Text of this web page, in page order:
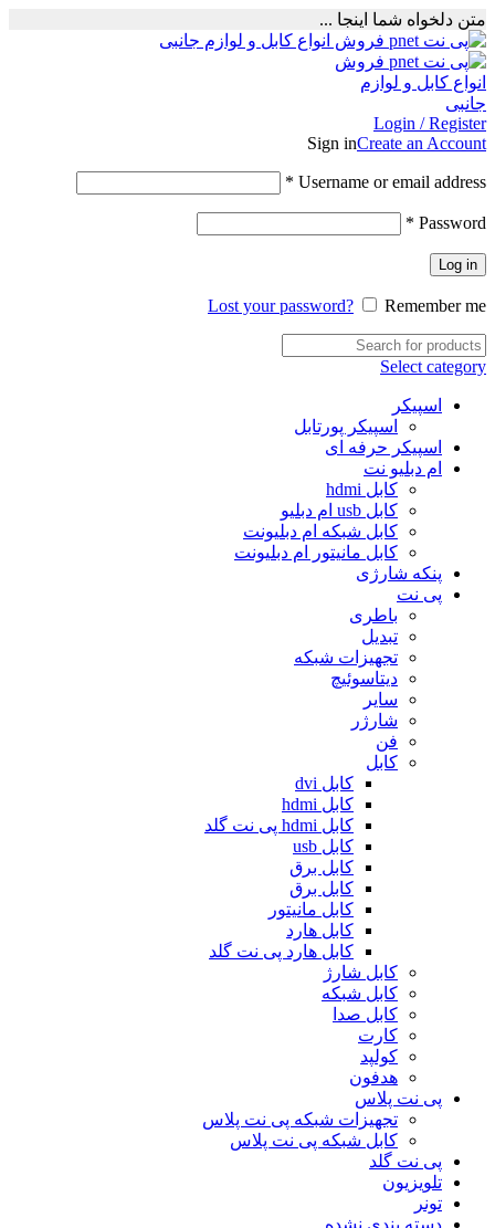
متن دلخواه شما اینجا ...
Login / Register
Sign inCreate an Account
Username or email address
*
Password
*
Log in
Lost your password? Remember me
Select category
اسپیکر
اسپیکر پورتابل
اسپیکر حرفه ای
ام دبلیو نت
کابل hdmi
کابل usb ام دبلیو
کابل شبکه ام دبلیونت
کابل مانیتور ام دبلیونت
پنکه شارژی
پی نت
باطری
تبدیل
تجهیزات شبکه
دیتاسوئیچ
سایر
شارژر
فن
کابل
کابل dvi
کابل hdmi
کابل hdmi پی نت گلد
کابل usb
کابل برق
کابل برق
کابل مانیتور
کابل هارد
کابل هارد پی نت گلد
کابل شارژ
کابل شبکه
کابل صدا
کارت
کولپد
هدفون
پی نت پلاس
تجهیزات شبکه پی نت پلاس
کابل شبکه پی نت پلاس
پی نت گلد
تلویزیون
تونر
دسته بندی نشده